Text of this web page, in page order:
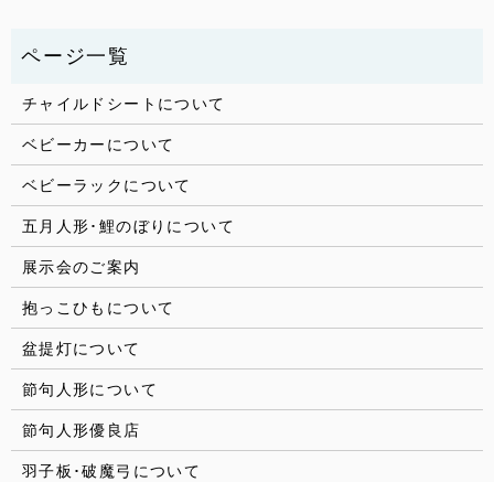
チャイルドシートについて
ベビーカーについて
ベビーラックについて
五月人形･鯉のぼりについて
展示会のご案内
抱っこひもについて
盆提灯について
節句人形について
節句人形優良店
羽子板･破魔弓について